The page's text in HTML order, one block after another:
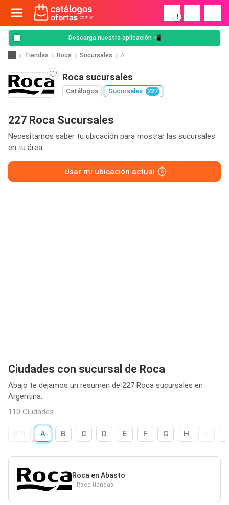
!
Descarga nuestra aplicación 📲
Tiendas Roca Sucursales A
Roca sucursales
Catálogos Sucursales 227
227 Roca Sucursales
Necesitamos saber tu ubicación para mostrar las sucursales
en tu área.
Usar mi ubicación actual
Ciudades con sucursal de Roca
Abajo te dejamos un resumen de 227 Roca sucursales en
Argentina.
110 Ciudades
A B C D E F G H
Roca en Abasto
1 Roca tiendas